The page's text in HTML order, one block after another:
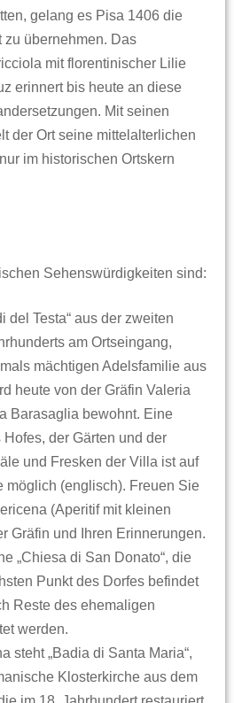
gelang es Pisa 1406 die
zu übernehmen. Das
mit florentinischer Lilie
erinnert bis heute an diese
Mit seinen
der Ort seine mittelalterlichen
im historischen Ortskern
Sehenswürdigkeiten sind:
del Testa“ aus der zweiten
am Ortseingang,
mächtigen Adelsfamilie aus
heute von der Gräfin Valeria
Barasaglia bewohnt. Eine
der Gärten und der
und Fresken der Villa ist auf
möglich (englisch). Freuen Sie
(Aperitif mit kleinen
Gräfin und Ihren Erinnerungen.
„Chiesa di San Donato“, die
Punkt des Dorfes befindet
Reste des ehemaligen
werden.
steht „Badia di Santa Maria“,
Klosterkirche aus dem